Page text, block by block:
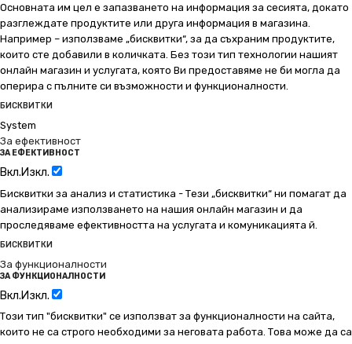
Основната им цел е запазването на информация за сесията, докато
разглеждате продуктите или друга информация в магазина.
Например – използваме „бисквитки“, за да съхраним продуктите,
които сте добавили в количката. Без този тип технологии нашият
онлайн магазин и услугата, която Ви предоставяме не би могла да
оперира с пълните си възможности и функционалности.
БИСКВИТКИ
System
За ефективност
ЗА ЕФЕКТИВНОСТ
Вкл.Изкл.
Бисквитки за анализ и статистика - Тези „бисквитки“ ни помагат да
анализираме използването на нашия онлайн магазин и да
проследяваме ефективността на услугата и комуникацията й.
БИСКВИТКИ
За функционалности
ЗА ФУНКЦИОНАЛНОСТИ
Вкл.Изкл.
Този тип "бисквитки" се използват за функционалности на сайта,
които не са строго необходими за неговата работа. Това може да са